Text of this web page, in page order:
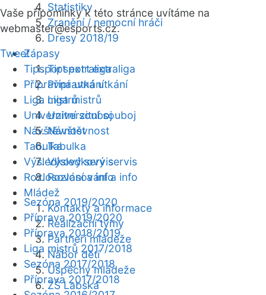
Statistiky
Zranění / nemocní hráči
Dresy 2018/19
Zápasy
Tipsport extraliga
Přípravná utkání
Liga mistrů
Univerzitní souboj
Návštěvnost
Tabulka
Výsledkový servis
Rozlosování a info
Mládež
Kontakty a informace
Realizační týmy
Partneři mládeže
Nábor dětí
Úspěchy mládeže
ZŠ Labská
Vaše připomínky k této stránce uvítáme na
webmaster@esports.cz.
Tweet
Tipsport extraliga
Přípravná utkání
Liga mistrů
Univerzitní souboj
Návštěvnost
Tabulka
Výsledkový servis
Rozlosování a info
Sezóna 2019/2020
Příprava 2019/2020
Příprava 2018/2019
Liga mistrů 2017/2018
Sezóna 2017/2018
Příprava 2017/2018